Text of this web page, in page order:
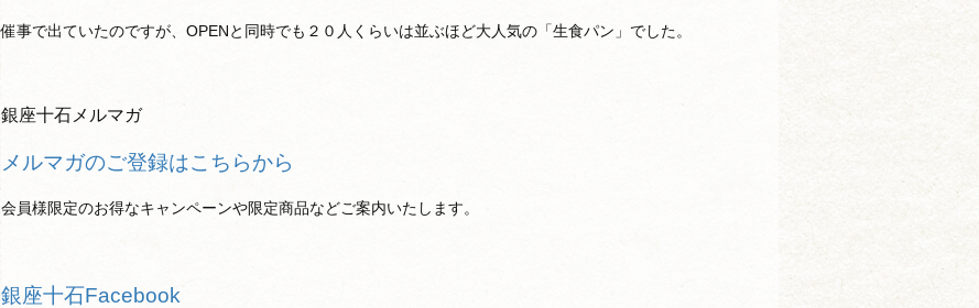
催事で出ていたのですが、OPENと同時でも２０人くらいは並ぶほど大人気の「生食パン」でした。
銀座十石メルマガ
メルマガのご登録はこちらから
会員様限定のお得なキャンペーンや限定商品などご案内いたします。
銀座十石Facebook